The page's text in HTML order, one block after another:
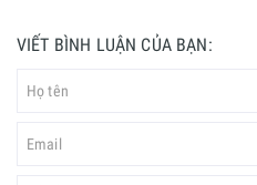
VIẾT BÌNH LUẬN CỦA BẠN: